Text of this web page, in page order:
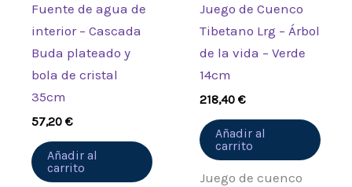
Fuente de agua de
interior – Cascada
Buda plateado y
bola de cristal
35cm
57,20€
Añadir al
carrito
Juego de Cuenco
Tibetano Lrg – Árbol
de la vida – Verde
14cm
218,40€
Añadir al
carrito
Juego de cuenco